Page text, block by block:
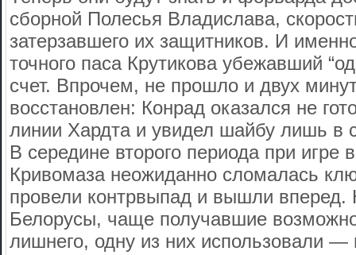
сборной Полесья Владислава,
затерзавшего их защитников. И
точного паса Крутикова убежавший
счет. Впрочем, не прошло и двух
восстановлен: Конрад оказался не
линии Хардта и увидел шайбу лишь в
В середине второго периода при игре
Кривомаза неожиданно сломалась
провели контрвыпад и вышли вперед.
Белорусы, чаще получавшие
лишнего, одну из них использовали —